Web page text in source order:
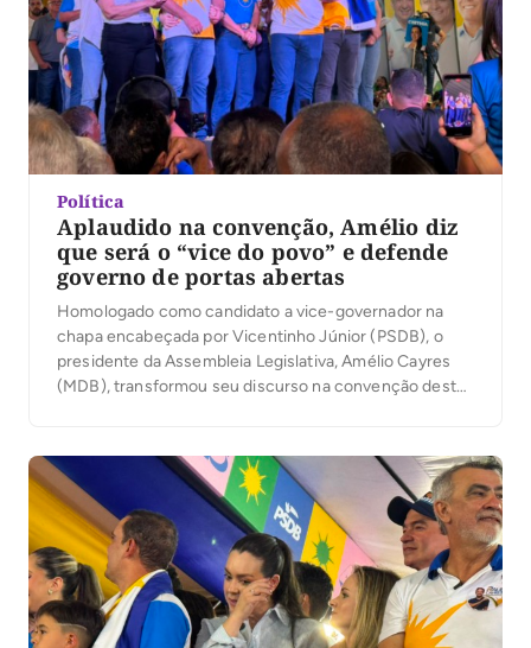
Política
Aplaudido na convenção, Amélio diz
que será o “vice do povo” e defende
governo de portas abertas
Homologado como candidato a vice-governador na
chapa encabeçada por Vicentinho Júnior (PSDB), o
presidente da Assembleia Legislativa, Amélio Cayres
(MDB), transformou seu discurso na convenção desta
mais próximo da população. Diante da militância
reunida no estacionamento […]